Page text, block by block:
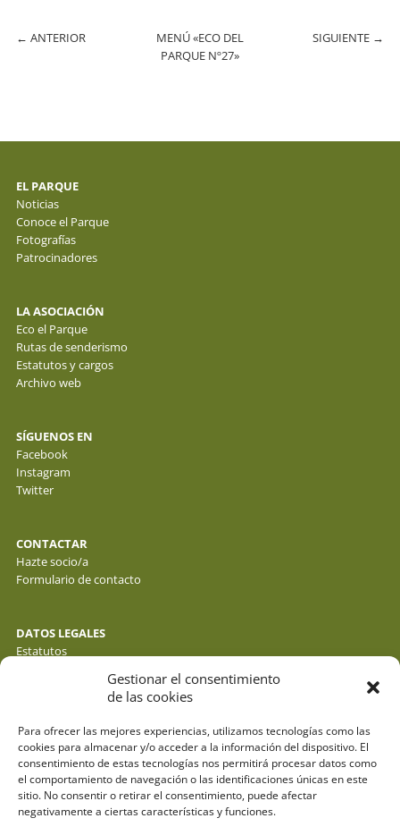
Gestionar el consentimiento
de las cookies
Para ofrecer las mejores experiencias, utilizamos tecnologías como las
cookies para almacenar y/o acceder a la información del dispositivo. El
consentimiento de estas tecnologías nos permitirá procesar datos como
el comportamiento de navegación o las identificaciones únicas en este
sitio. No consentir o retirar el consentimiento, puede afectar
negativamente a ciertas características y funciones.
← ANTERIOR
MENÚ «ECO DEL
PARQUE Nº27»
SIGUIENTE →
EL PARQUE
Noticias
Conoce el Parque
Fotografías
Patrocinadores
LA ASOCIACIÓN
Eco el Parque
Rutas de senderismo
Estatutos y cargos
Archivo web
SÍGUENOS EN
Facebook
Instagram
Twitter
CONTACTAR
Hazte socio/a
Formulario de contacto
DATOS LEGALES
Estatutos
Política de cookies